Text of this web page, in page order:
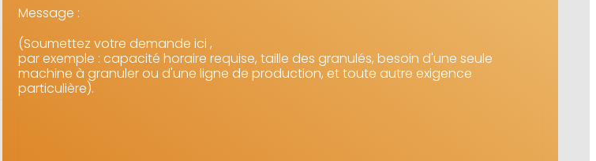
Message :
(Soumettez votre demande ici ,
par exemple : capacité horaire requise, taille des granulés, besoin d'une seule
machine à granuler ou d'une ligne de production, et toute autre exigence
particulière).